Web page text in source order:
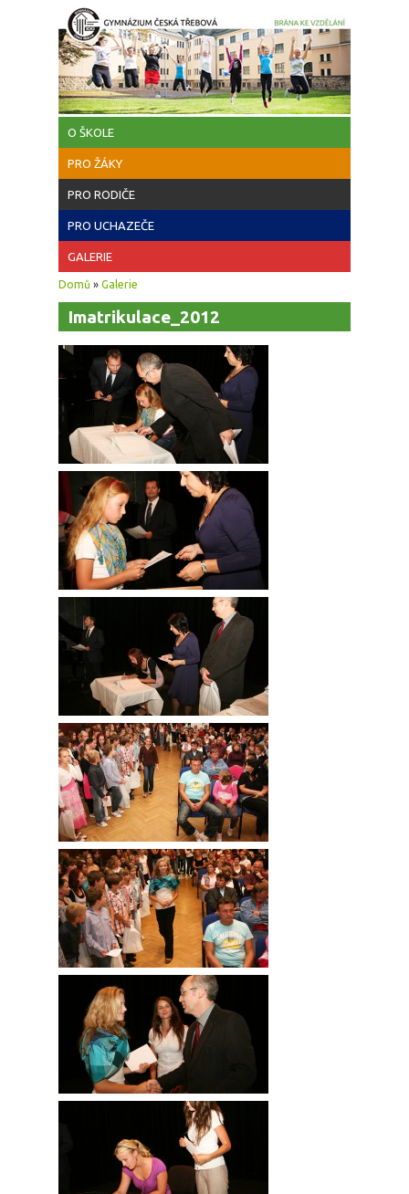
Přejít k hlavnímu obsahu
O ŠKOLE
PRO ŽÁKY
PRO RODIČE
PRO UCHAZEČE
GALERIE
Jste zde
Domů » Galerie
Imatrikulace_2012